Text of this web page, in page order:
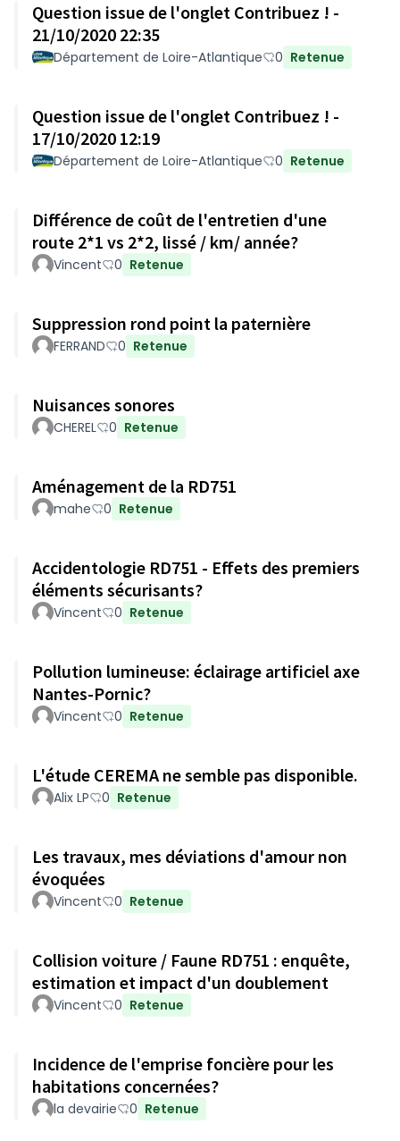
Question issue de l'onglet Contribuez ! -
21/10/2020 22:35
Département de Loire-Atlantique 0 Retenue
Question issue de l'onglet Contribuez ! -
17/10/2020 12:19
Département de Loire-Atlantique 0 Retenue
Différence de coût de l'entretien d'une
route 2*1 vs 2*2, lissé / km/ année?
Vincent 0 Retenue
Suppression rond point la paternière
FERRAND 0 Retenue
Nuisances sonores
CHEREL 0 Retenue
Aménagement de la RD751
mahe 0 Retenue
Accidentologie RD751 - Effets des premiers
éléments sécurisants?
Vincent 0 Retenue
Pollution lumineuse: éclairage artificiel axe
Nantes-Pornic?
Vincent 0 Retenue
L'étude CEREMA ne semble pas disponible.
Alix LP 0 Retenue
Les travaux, mes déviations d'amour non
évoquées
Vincent 0 Retenue
Collision voiture / Faune RD751 : enquête,
estimation et impact d'un doublement
Vincent 0 Retenue
Incidence de l'emprise foncière pour les
habitations concernées?
la devairie 0 Retenue